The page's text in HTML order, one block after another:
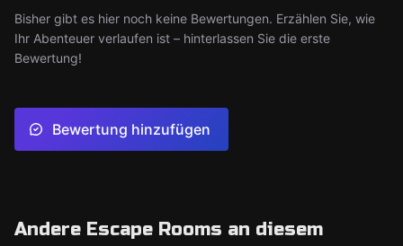
Bisher gibt es hier noch keine Bewertungen. Erzählen Sie, wie
Ihr Abenteuer verlaufen ist – hinterlassen Sie die erste
Bewertung!
Bewertung hinzufügen
Andere Escape Rooms an diesem